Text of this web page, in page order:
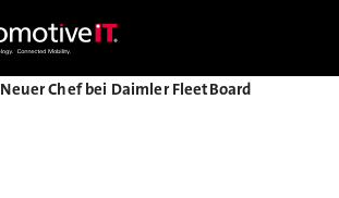
Neuer Chef bei Daimler FleetBoard